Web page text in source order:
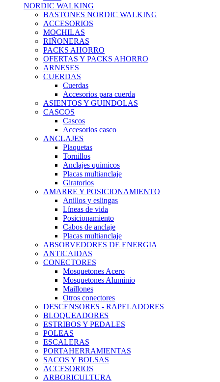
NORDIC WALKING
BASTONES NORDIC WALKING
ACCESORIOS
MOCHILAS
RIÑONERAS
PACKS AHORRO
OFERTAS Y PACKS AHORRO
ARNESES
CUERDAS
Cuerdas
Accesorios para cuerda
ASIENTOS Y GUINDOLAS
CASCOS
Cascos
Accesorios casco
ANCLAJES
Plaquetas
Tornillos
Anclajes químicos
Placas multianclaje
Giratorios
AMARRE Y POSICIONAMIENTO
Anillos y eslingas
Líneas de vida
Posicionamiento
Cabos de anclaje
Placas multianclaje
ABSORVEDORES DE ENERGIA
ANTICAIDAS
CONECTORES
Mosquetones Acero
Mosquetones Aluminio
Maillones
Otros conectores
DESCENSORES - RAPELADORES
BLOQUEADORES
ESTRIBOS Y PEDALES
POLEAS
ESCALERAS
PORTAHERRAMIENTAS
SACOS Y BOLSAS
ACCESORIOS
ARBORICULTURA